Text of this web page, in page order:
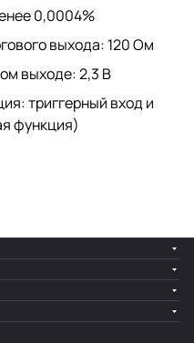
0,0004%
выхода: 120 Ом
выходе: 2,3 В
триггерный вход и
функция)